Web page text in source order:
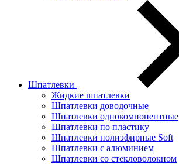
Шпатлевки
Жидкие шпатлевки
Шпатлевки доводочные
Шпатлевки однокомпонентные
Шпатлевки по пластику
Шпатлевки полиэфирные Soft
Шпатлевки с алюминием
Шпатлевки со стекловолокном